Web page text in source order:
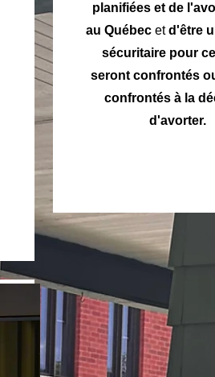
planifiées et de
au Québec et d'être
sécuritaire pour
seront confrontés
confrontés à la
d'avorter.